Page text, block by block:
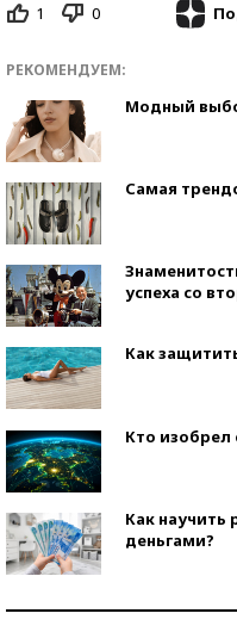
1 0
РЕКОМЕНДУЕМ:
Модный
Самая
успеха со
Как
Кто изобрел
Как научить
деньгами?